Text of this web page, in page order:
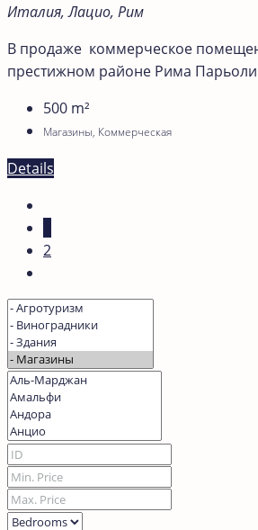
Италия, Лацио, Рим
В продаже коммерческое
престижном районе Рима Парьоли
500 m²
Магазины, Коммерческая
Details
2